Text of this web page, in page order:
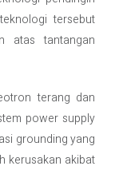
tersebut
atas tantangan
terang dan
power supply
grounding yang
kerusakan akibat